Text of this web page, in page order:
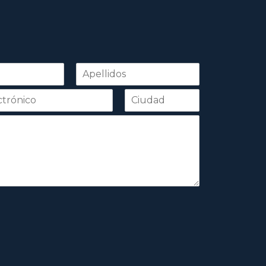
Apellidos